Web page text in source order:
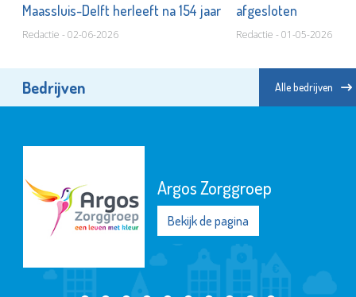
Maassluis-Delft herleeft na 154 jaar
Redactie - 02-06-2026
afgesloten
Redactie - 01-05-2026
Bedrijven Alle bedrijven
Argos Zorggroep
Bekijk de pagina